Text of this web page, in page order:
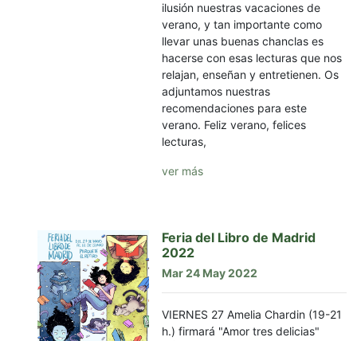
ilusión nuestras vacaciones de
verano, y tan importante como
llevar unas buenas chanclas es
hacerse con esas lecturas que nos
relajan, enseñan y entretienen. Os
adjuntamos nuestras
recomendaciones para este
verano. Feliz verano, felices
lecturas,
ver más
Feria del Libro de Madrid
2022
Mar 24 May 2022
VIERNES 27 Amelia Chardin (19-21
h.) firmará "Amor tres delicias"